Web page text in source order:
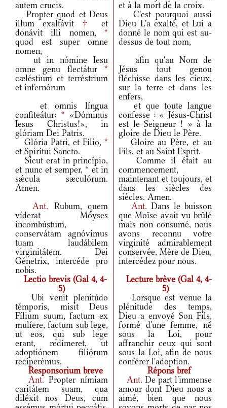
autem crucis.
et à la mort de la croix.
Propter quod et Deus
illum exaltávit †
et
donávit illi nomen, *
quod est super omne
nomen,
C'est pourquoi aussi
Dieu L'a exalté, et Lui a
donné le nom qui est au-
dessus de tout nom,
ut in nómine Iesu
omne genu flectátur *
cæléstium et terréstrium
et infernórum
afin qu'au Nom de
Jésus tout genou
fléchisse dans les cieux,
sur la terre et dans les
enfers,
et omnis língua
confiteátur: * «Dóminus
Iesus Christus!», in
glóriam Dei Patris.
et que toute langue
confesse : « Jésus-Christ
est le Seigneur ! » à la
gloire de Dieu le Père.
Glória Patri, et Fílio, *
et Spirítui Sancto.
Gloire au Père, et au
Fils, et au Saint Esprit.
Sicut erat in princípio,
et nunc et semper, * et in
sǽcula sæculórum.
Amen.
Comme il était au
commencement,
maintenant et toujours, et
dans les siècles des
siècles. Amen.
Ant. Rubum, quem
víderat Móyses
incombústum,
conservátam agnóvimus
tuam laudábilem
virginitátem. Dei
Génetrix, intercéde pro
nobis.
Ant. Dans le buisson
que Moïse avait vu brûlé
mais non consumé, nous
avons reconnu votre
virginité admirablement
conservée, Mère de Dieu,
intercédez pour nous.
Lectio brevis (Gal 4, 4-
5)
Lecture brève (Gal 4, 4-
5)
Ubi venit plenitúdo
témporis, misit Deus
Fílium suum, factum ex
mulíere, factum sub lege,
ut eos, qui sub lege
erant, redímeret, ut
adoptiónem filiórum
reciperémus.
Lorsque est venue la
plénitude des temps,
Dieu a envoyé Son Fils,
formé d'une femme, né
sous la Loi, pour
affranchir ceux qui sont
sous la Loi, afin de nous
conférer l'adoption.
Responsorium breve
Répons bref
Ant.Propter nímiam
caritátem suam, qua
diléxit nos Deus, cum
Ant. De part l'immense
amour dont Dieu nous a
aimé, bien que nous